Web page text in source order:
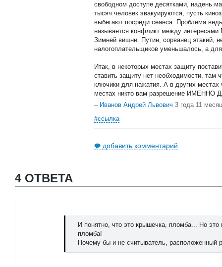
свободном доступе десятками, надень
тысяч человек эвакуируются, пусть
выбегают посреди сеанса. Проблема
называется конфликт между
Зимней вишни. Путин, сорванец этакий,
налогоплательщиков уменьшалось, а
Итак, в некоторых местах защиту
ставить защиту нет необходимости, там
ключики для нажатия. А в других местах
местах никто вам разрешение ИМЕННО
– Иванов Андрей Львович 3 года 11
#ссылка
добавить комментарий
4 ОТВЕТА
И понятно, что это крышечка, пломба... Но это
пломба!
Почему бы и не считыватель, расположенный